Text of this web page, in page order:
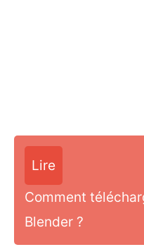
Lire
Comment
Blender ?